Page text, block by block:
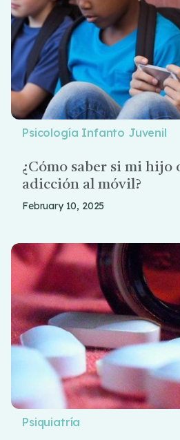
Psicología Infanto Juvenil
¿Cómo saber si mi
adicción al móvil?
February 10, 2025
Psiquiatría